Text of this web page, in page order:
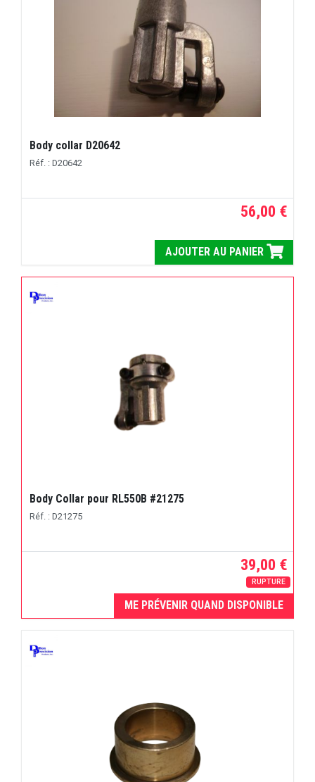
Body collar D20642
Réf. : D20642
56,00 €
AJOUTER AU PANIER
Body Collar pour RL550B #21275
Réf. : D21275
39,00 €
RUPTURE
ME PRÉVENIR QUAND DISPONIBLE